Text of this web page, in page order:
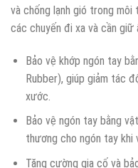
và chống lạnh gió trong
các chuyến đi xa và cần giữ
Bảo vệ khớp ngón tay
Rubber), giúp giảm tác
xước.
Bảo vệ ngón tay bằng
thương cho ngón tay khi
Tăng cường gia cố và